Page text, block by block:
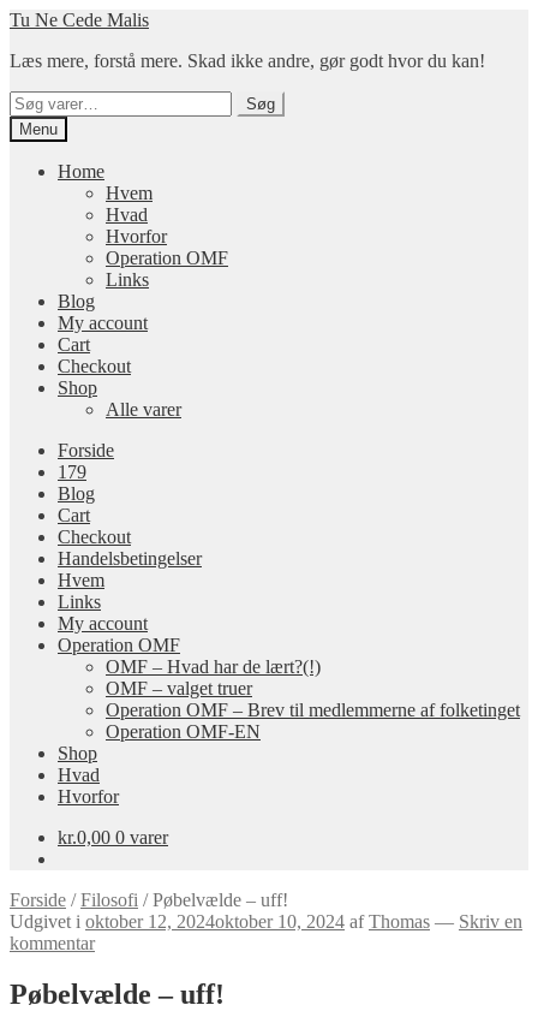
Spring
navigation
Spring
indhold
Tu Ne Cede Malis
Læs mere, forstå mere. Skad ikke andre, gør godt hvor du kan!
Søg
efter:
Søg
Menu
Home
Hvem
Hvad
Hvorfor
Operation OMF
Links
Blog
My account
Cart
Checkout
Shop
Alle varer
Forside
179
Blog
Cart
Checkout
Handelsbetingelser
Hvem
Links
My account
Operation OMF
OMF – Hvad har de lært?(!)
OMF – valget truer
Operation OMF – Brev til medlemmerne af folketinget
Operation OMF-EN
Shop
Hvad
Hvorfor
kr.0,00 0 varer
Forside /Filosofi /Pøbelvælde – uff!
Udgivet i oktober 12, 2024oktober 10, 2024 afThomas — Skriv en
kommentar
Pøbelvælde – uff!